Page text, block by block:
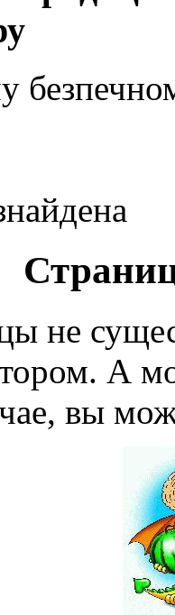
не
А
вы